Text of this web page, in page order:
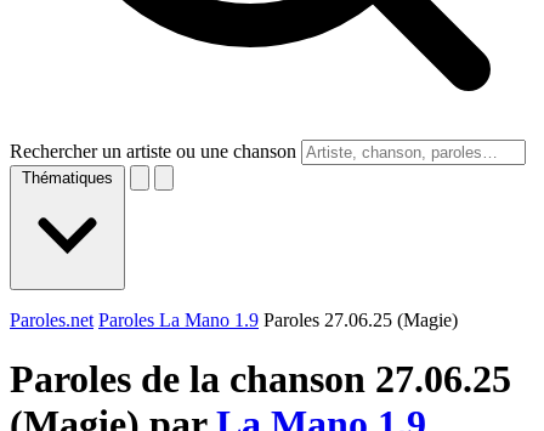
Rechercher un artiste ou une chanson
Thématiques
Paroles.net Paroles La Mano 1.9 Paroles 27.06.25 (Magie)
Paroles de la chanson 27.06.25